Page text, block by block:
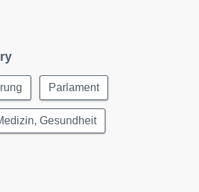
Parlament
Gesundheit